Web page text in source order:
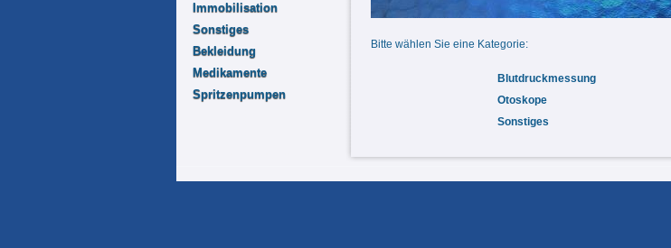
Immobilisation
Sonstiges
Bekleidung
Medikamente
Spritzenpumpen
Bitte wählen Sie eine Kategorie:
Blutdruckmessung
Otoskope
Sonstiges